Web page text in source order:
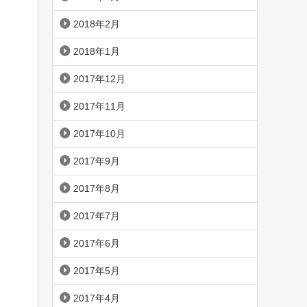
2018年2月
2018年1月
2017年12月
2017年11月
2017年10月
2017年9月
2017年8月
2017年7月
2017年6月
2017年5月
2017年4月